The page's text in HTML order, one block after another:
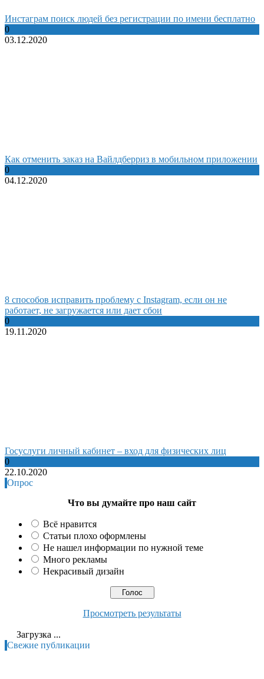
Инстаграм поиск людей без регистрации по имени бесплатно
0
03.12.2020
Как отменить заказ на Вайлдберриз в мобильном приложении
0
04.12.2020
8 способов исправить проблему с Instagram, если он не
работает, не загружается или дает сбои
0
19.11.2020
Госуслуги личный кабинет – вход для физических лиц
0
22.10.2020
Опрос
Что вы думайте про наш сайт
Всё нравится
Статьи плохо оформлены
Не нашел информации по нужной теме
Много рекламы
Некрасивый дизайн
Просмотреть результаты
Загрузка ...
Свежие публикации